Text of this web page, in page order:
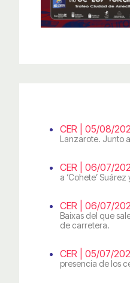
CER | 05/08/
Lanzarote. Junto
CER | 06/07/
a ‘Cohete’
CER | 06/07/
Baixas del que
de carretera.
CER | 05/07/
presencia de los